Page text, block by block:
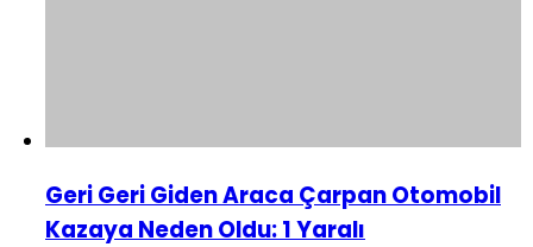
Geri Geri Giden Araca Çarpan Otomobil
Kazaya Neden Oldu: 1 Yaralı